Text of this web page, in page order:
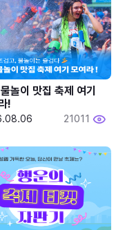
놀이 맛집 축제 여기
!
21011